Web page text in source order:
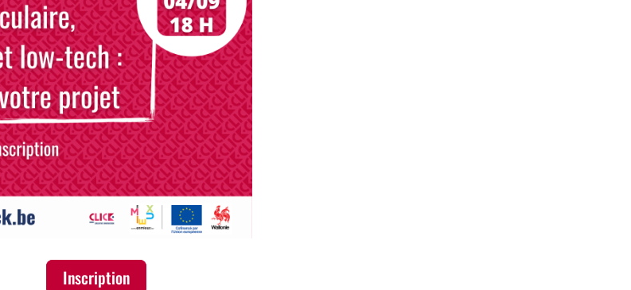
Inscription